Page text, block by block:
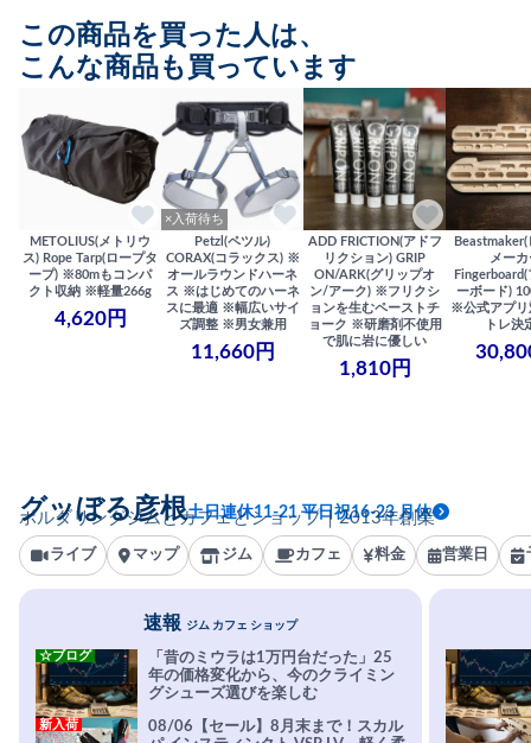
この商品を買った人は、
こんな商品も買っています
METOLIUS(メトリウ
ス) Rope Tarp(ロープタ
ープ) ※80mもコンパ
クト収納 ※軽量266g
4,620円
×入荷待ち
Petzl(ペツル)
CORAX(コラックス) ※
オールラウンドハーネ
ス ※はじめてのハーネ
スに最適 ※幅広いサイ
ズ調整 ※男女兼用
11,660円
ADD FRICTION(アドフ
リクション) GRIP
ON/ARK(グリップオ
ン/アーク) ※フリクシ
ョンを生むペーストチ
ョーク ※研磨剤不使用
で肌に岩に優しい
1,810円
メーカ
ーボード)
※公式アプ
トレ決
ボルダリングジムとカフェとショップ｜2013年創業
グッぼる彦根土日連休11-21 平日祝16-23 月休
ライブ マップ ジム カフェ 料金 営業日
速報 ジム カフェ ショップ
「昔のミウラは1万円台だった」25
年の価格変化から、今のクライミン
グシューズ選びを楽しむ
☆ブログ
08/06【セール】8月末まで！スカル
新入荷